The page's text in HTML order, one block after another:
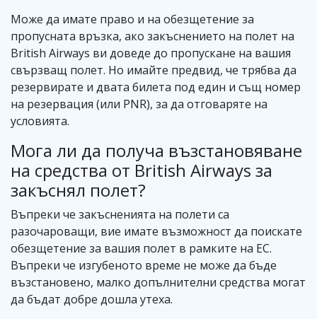
Може да имате право и на обезщетение за
пропусната връзка, ако закъснението на полет на
British Airways ви доведе до пропускане на вашия
свързващ полет. Но имайте предвид, че трябва да
резервирате и двата билета под един и същ номер
на резервация (или PNR), за да отговаряте на
условията.
Мога ли да получа възстановяване
на средства от British Airways за
закъснял полет?
Въпреки че закъсненията на полети са
разочароващи, вие имате възможност да поискате
обезщетение за вашия полет в рамките на ЕС.
Въпреки че изгубеното време не може да бъде
възстановено, малко допълнителни средства могат
да бъдат добре дошла утеха.